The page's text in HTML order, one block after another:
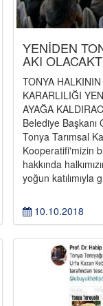
YENİDEN
AKI
TONYA
KARARLILIĞI
AYAĞA
Belediye Başkanı
Tonya Tarımsal
Kooperatifi'mizin
hakkında
yoğun katılımıyla
10.10.2018